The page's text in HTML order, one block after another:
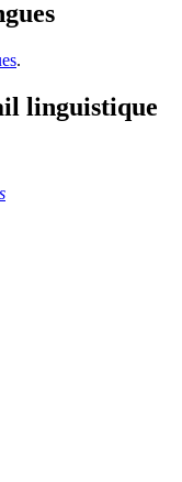
.
linguistique